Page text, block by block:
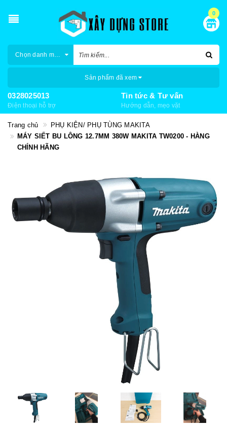
0
Chọn danh mục
Sản phẩm đã xem
0328025013
Điện thoại hỗ trợ
Tin tức & Tư vấn
Hướng dẫn, mẹo vặt
Trang chủ
PHỤ KIỆN/ PHỤ TÙNG MAKITA
MÁY SIẾT BU LÔNG 12.7MM 380W MAKITA TW0200 - HÀNG
CHÍNH HÃNG